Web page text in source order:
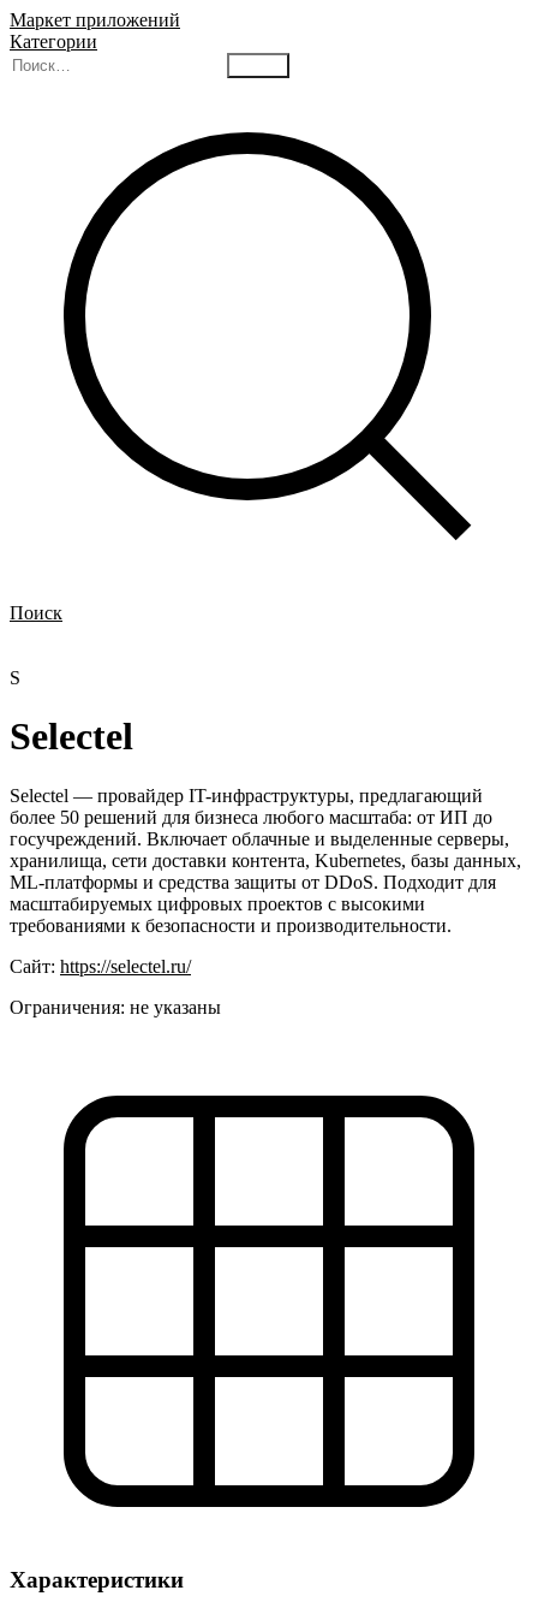
Маркет приложений
Категории
Поиск
S
Selectel
Selectel — провайдер IT-инфраструктуры, предлагающий
более 50 решений для бизнеса любого масштаба: от ИП до
госучреждений. Включает облачные и выделенные серверы,
хранилища, сети доставки контента, Kubernetes, базы данных,
ML-платформы и средства защиты от DDoS. Подходит для
масштабируемых цифровых проектов с высокими
требованиями к безопасности и производительности.
Сайт: https://selectel.ru/
Ограничения: не указаны
Характеристики